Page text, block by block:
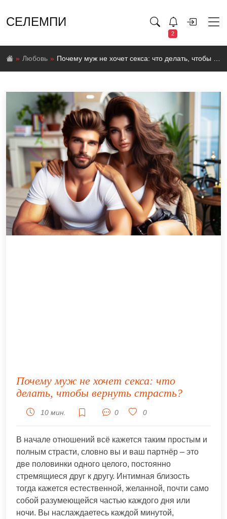
СЕЛЕМПИ
2
Любовь Почему муж не хочет секса: что делать, чтобы вернуть страсть?
Почему муж не хочет секса: что
делать, чтобы вернуть страсть?
10 мин. 0 0
В начале отношений всё кажется таким простым и
полным страсти, словно вы и ваш партнёр – это
две половинки одного целого, постоянно
стремящиеся друг к другу. Интимная близость
тогда кажется естественной, желанной, почти само
собой разумеющейся частью каждого дня или
ночи. Вы наслаждаетесь каждой минутой,